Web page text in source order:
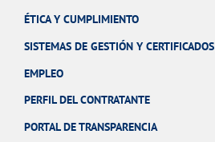
ÉTICA Y CUMPLIMIENTO
SISTEMAS DE GESTIÓN Y CERTIFICADOS
EMPLEO
PERFIL DEL CONTRATANTE
PORTAL DE TRANSPARENCIA